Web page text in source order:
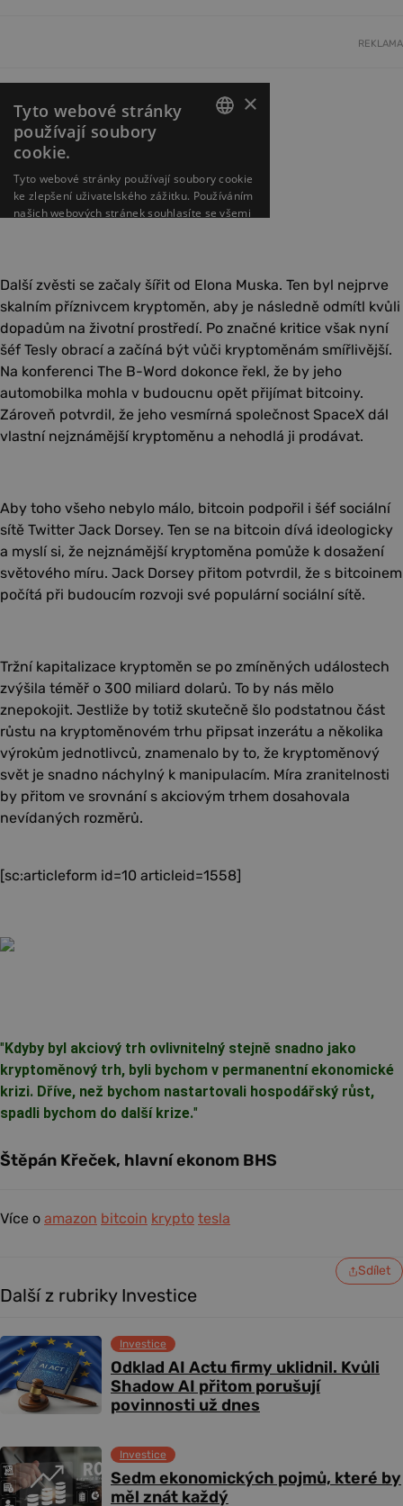
REKLAMA
Další zvěsti se začaly šířit od Elona Muska. Ten byl nejprve
skalním příznivcem kryptoměn, aby je následně odmítl kvůli
dopadům na životní prostředí. Po značné kritice však nyní
šéf Tesly obrací a začíná být vůči kryptoměnám smířlivější.
Na konferenci The B-Word dokonce řekl, že by jeho
automobilka mohla v budoucnu opět přijímat bitcoiny.
Zároveň potvrdil, že jeho vesmírná společnost SpaceX dál
vlastní nejznámější kryptoměnu a nehodlá ji prodávat.
Aby toho všeho nebylo málo, bitcoin podpořil i šéf sociální
sítě Twitter Jack Dorsey. Ten se na bitcoin dívá ideologicky
a myslí si, že nejznámější kryptoměna pomůže k dosažení
světového míru. Jack Dorsey přitom potvrdil, že s bitcoinem
počítá při budoucím rozvoji své populární sociální sítě.
Tržní kapitalizace kryptoměn se po zmíněných událostech
zvýšila téměř o 300 miliard dolarů. To by nás mělo
znepokojit. Jestliže by totiž skutečně šlo podstatnou část
růstu na kryptoměnovém trhu připsat inzerátu a několika
výrokům jednotlivců, znamenalo by to, že kryptoměnový
svět je snadno náchylný k manipulacím. Míra zranitelnosti
by přitom ve srovnání s akciovým trhem dosahovala
nevídaných rozměrů.
[sc:articleform id=10 articleid=1558]
" Kdyby byl akciový trh ovlivnitelný stejně snadno jako
kryptoměnový trh, byli bychom v permanentní ekonomické
krizi. Dříve, než bychom nastartovali hospodářský růst,
spadli bychom do další krize."
Štěpán Křeček, hlavní ekonom BHS
Více o amazon bitcoin krypto tesla
Sdílet
Další z rubriky Investice
Odklad AI Actu firmy uklidnil. Kvůli
Shadow AI přitom porušují
povinnosti už dnes
Investice
Sedm ekonomických pojmů, které by
měl znát každý
Investice